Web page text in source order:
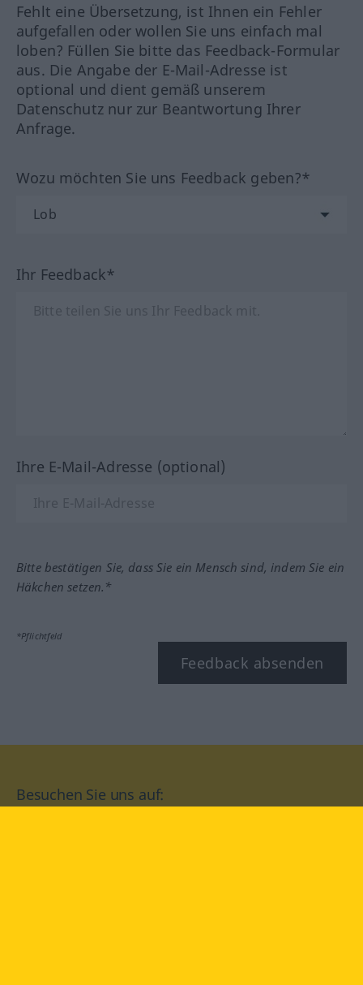
Fehlt eine Übersetzung, ist Ihnen ein Fehler
aufgefallen oder wollen Sie uns einfach mal
loben? Füllen Sie bitte das Feedback-Formular
aus. Die Angabe der E-Mail-Adresse ist
optional und dient gemäß unserem
Datenschutz nur zur Beantwortung Ihrer
Anfrage.
Wozu möchten Sie uns Feedback geben?*
Ihr Feedback*
Ihre E-Mail-Adresse (optional)
Bitte bestätigen Sie, dass Sie ein Mensch sind, indem Sie ein
Häkchen setzen.*
*Pflichtfeld
Feedback absenden
Besuchen Sie uns auf: